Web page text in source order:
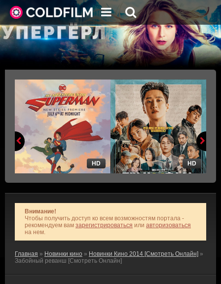
HD HD
Внимание!
Чтобы получить доступ ко всем возможностям портала -
рекомендуем вам зарегистрироваться или авторизоваться
на нем.
Главная » Новинки кино » Новинки Кино 2014 [Смотреть Онлайн] »
Забойный реванш [Смотреть Онлайн]